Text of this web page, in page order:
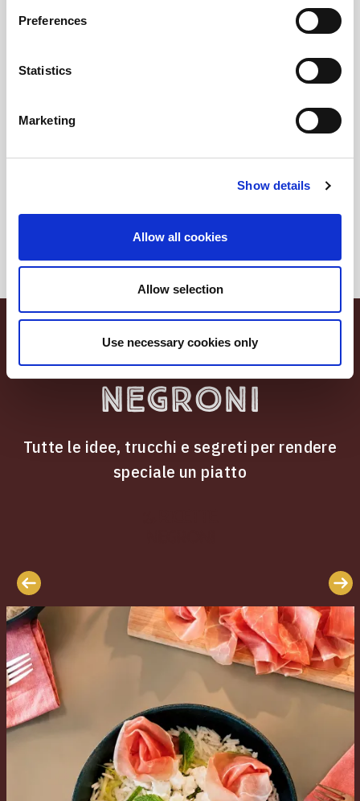
Preferences
Statistics
Marketing
Show details
Allow all cookies
Allow selection
Use necessary cookies only
Le ricette
Negroni
Tutte le idee, trucchi e segreti per rendere
speciale un piatto